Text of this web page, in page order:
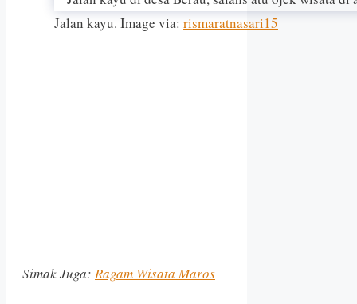
Jalan kayu. Image via: rismaratnasari15
Simak Juga: Ragam Wisata Maros